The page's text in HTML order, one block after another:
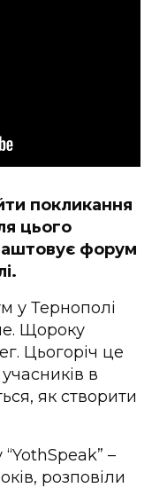
покликання
цього
форум
у Тернополі
Щороку
Цьогоріч це
в
як створити
–
розповіли